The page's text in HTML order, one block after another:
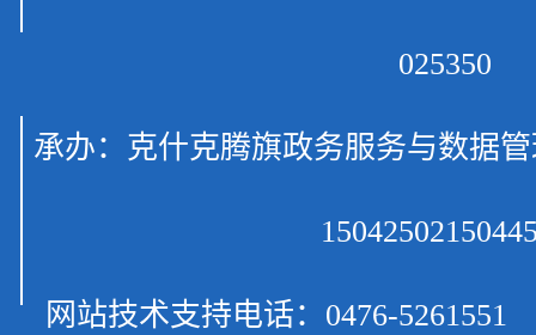
025350
承办：克什克腾旗政务服务与数
网站技术支持电话：0476-